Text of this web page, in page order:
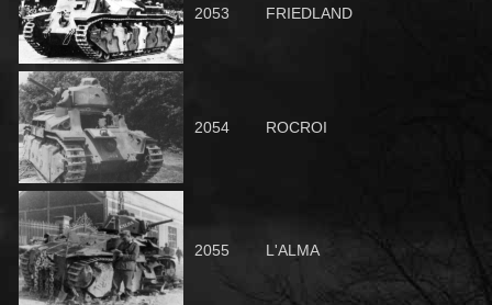
2053 FRIEDLAND
2054 ROCROI
2055 L'ALMA